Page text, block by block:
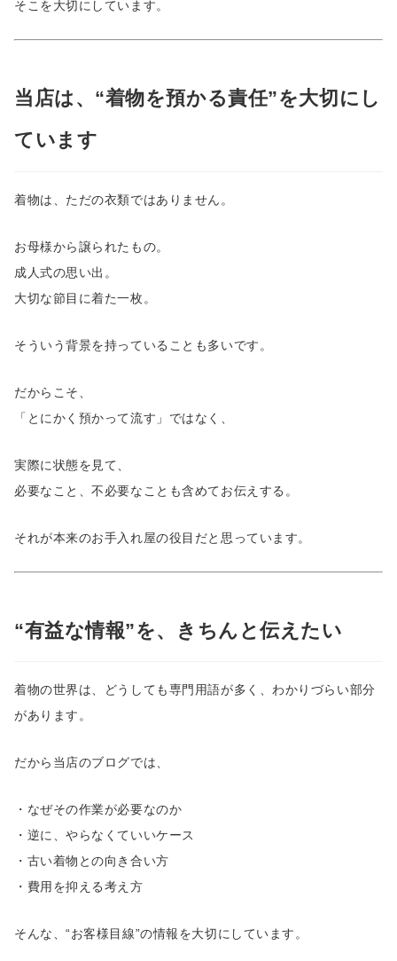
そこを大切にしています。
当店は、“着物を預かる責任”を大切にし
ています
着物は、ただの衣類ではありません。
お母様から譲られたもの。
成人式の思い出。
大切な節目に着た一枚。
そういう背景を持っていることも多いです。
だからこそ、
「とにかく預かって流す」ではなく、
実際に状態を見て、
必要なこと、不必要なことも含めてお伝えする。
それが本来のお手入れ屋の役目だと思っています。
“有益な情報”を、きちんと伝えたい
着物の世界は、どうしても専門用語が多く、わかりづらい部分
があります。
だから当店のブログでは、
・なぜその作業が必要なのか
・逆に、やらなくていいケース
・古い着物との向き合い方
・費用を抑える考え方
そんな、“お客様目線”の情報を大切にしています。